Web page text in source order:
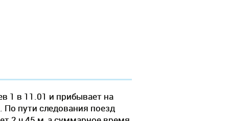
1 в 11.01 и прибывает на
пути следования поезд